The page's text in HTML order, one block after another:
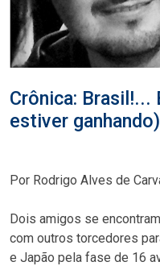
Crônica: Brasil!...
estiver ganhando)
Por Rodrigo Alves de
Dois amigos se
com outros torcedores
e Japão pela fase de 16